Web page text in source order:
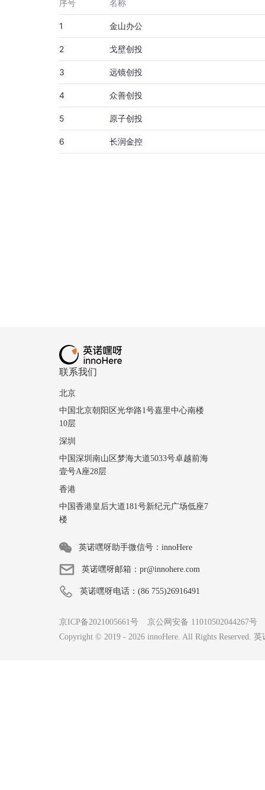
序号 名称
1 金山办公
2 戈壁创投
3 远镜创投
4 众善创投
5 原子创投
6 长润金控
联系我们
北京
中国北京朝阳区光华路1号嘉里中心南楼
10层
深圳
中国深圳南山区梦海大道5033号卓越前海
壹号A座28层
香港
中国香港皇后大道181号新纪元广场低座7
楼
英诺嘿呀助手微信号：innoHere
英诺嘿呀邮箱：pr@innohere.com
英诺嘿呀电话：(86 755)26916491
京ICP备2021005661号
京公网安备 11010502044267号
Copyright © 2019 - 2026 innoHere. All Rights Reserved.